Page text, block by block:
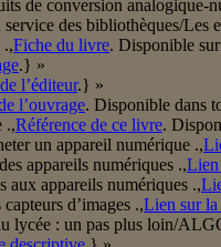
de conversion analogique-
des bibliothèques/Les
.,Fiche du livre. Disponible
.} »
l’éditeur.} »
l’ouvrage. Disponible dans
.,Référence de ce livre.
un appareil numérique .,
appareils numériques .,Lien
aux appareils numériques .,
d’images .,Lien sur la
lycée : un pas plus loin/